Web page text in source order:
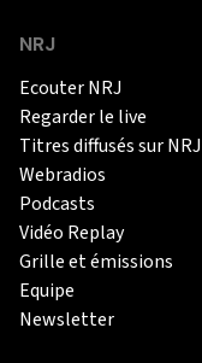
NRJ
Ecouter NRJ
Regarder le live
Titres diffusés sur NRJ
Webradios
Podcasts
Vidéo Replay
Grille et émissions
Equipe
Newsletter